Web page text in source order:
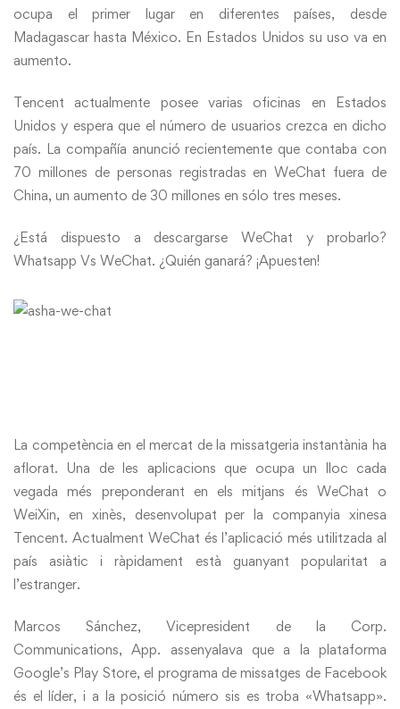
ocupa el primer lugar en diferentes países, desde
Madagascar hasta México. En Estados Unidos su uso va en
aumento.
Tencent actualmente posee varias oficinas en Estados
Unidos y espera que el número de usuarios crezca en dicho
país. La compañía anunció recientemente que contaba con
70 millones de personas registradas en WeChat fuera de
China, un aumento de 30 millones en sólo tres meses.
¿Está dispuesto a descargarse WeChat y probarlo?
Whatsapp Vs WeChat. ¿Quién ganará? ¡Apuesten!
La competència en el mercat de la missatgeria instantània ha
aflorat. Una de les aplicacions que ocupa un lloc cada
vegada més preponderant en els mitjans és WeChat o
WeiXin, en xinès, desenvolupat per la companyia xinesa
Tencent. Actualment WeChat és l’aplicació més utilitzada al
país asiàtic i ràpidament està guanyant popularitat a
l’estranger.
Marcos Sánchez, Vicepresident de la Corp.
Communications, App. assenyalava que a la plataforma
Google’s Play Store, el programa de missatges de Facebook
és el líder, i a la posició número sis es troba «Whatsapp».